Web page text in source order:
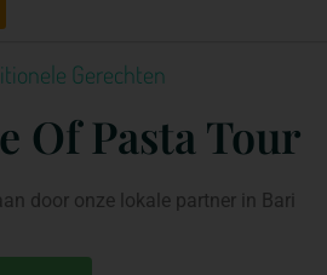
Gerechten
Of Pasta Tour
door onze lokale partner in Bari